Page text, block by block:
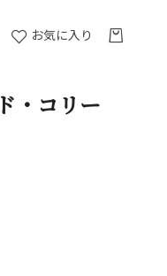
お気に入り
・コリー